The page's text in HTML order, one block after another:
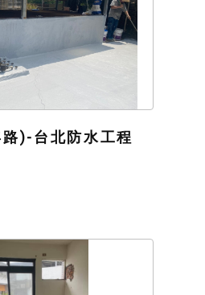
)-台北防水工程